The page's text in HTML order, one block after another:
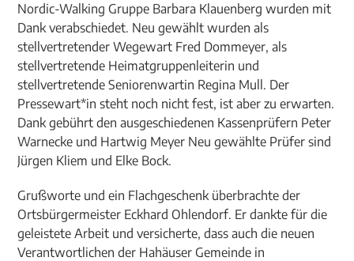
Nordic-Walking Gruppe Barbara Klauenberg wurden mit
Dank verabschiedet. Neu gewählt wurden als
stellvertretender Wegewart Fred Dommeyer, als
stellvertretende Heimatgruppenleiterin und
stellvertretende Seniorenwartin Regina Mull. Der
Pressewart*in steht noch nicht fest, ist aber zu erwarten.
Dank gebührt den ausgeschiedenen Kassenprüfern Peter
Warnecke und Hartwig Meyer Neu gewählte Prüfer sind
Jürgen Kliem und Elke Bock.
Grußworte und ein Flachgeschenk überbrachte der
Ortsbürgermeister Eckhard Ohlendorf. Er dankte für die
geleistete Arbeit und versicherte, dass auch die neuen
Verantwortlichen der Hahäuser Gemeinde in